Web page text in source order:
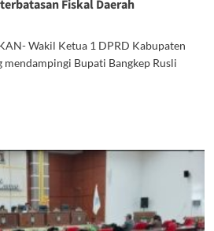
Fiskal Daerah
Wakil Ketua 1 DPRD Kabupaten
mendampingi Bupati Bangkep Rusli